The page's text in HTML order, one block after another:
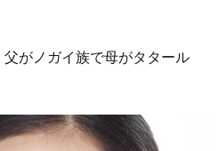
がノガイ族で母がタタール